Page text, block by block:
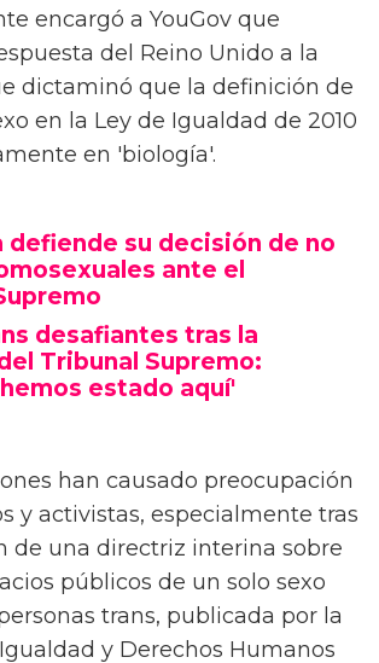
encargó a YouGov que
del Reino Unido a la
dictaminó que la definición de
en la Ley de Igualdad de 2010
en 'biología'.
defiende su decisión de no
ante el
desafiantes tras la
Tribunal Supremo:
estado aquí'
han causado preocupación
y activistas, especialmente tras
de una directriz interina sobre
públicos de un solo sexo
trans, publicada por la
y Derechos Humanos